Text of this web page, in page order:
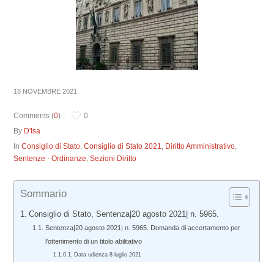
18 NOVEMBRE 2021
Comments (0)
0
By D'Isa
InConsiglio di Stato,Consiglio di Stato 2021, Diritto Amministrativo,
Sentenze - Ordinanze,Sezioni Diritto
Sommario
Consiglio di Stato, Sentenza|20 agosto 2021| n. 5965.
Sentenza|20 agosto 2021| n. 5965. Domanda di accertamento per
l’ottenimento di un titolo abilitativo
Data udienza 8 luglio 2021